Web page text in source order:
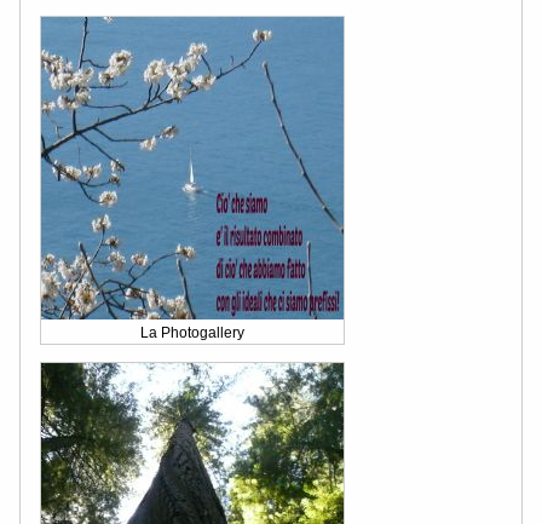
La Photogallery